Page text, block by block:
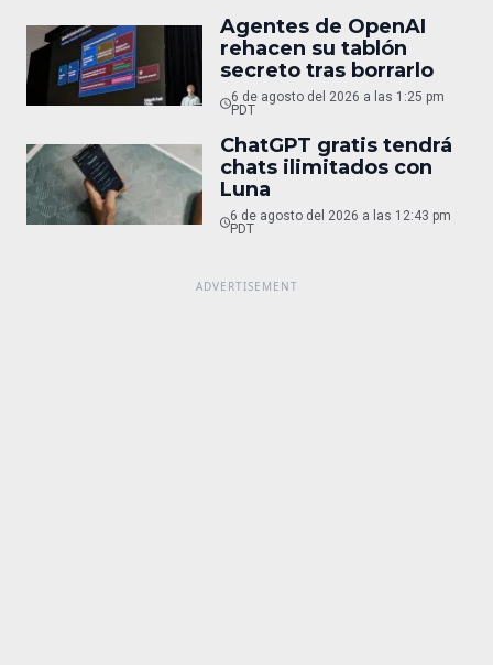
Agentes de OpenAI
rehacen su tablón
secreto tras borrarlo
6 de agosto del 2026 a las 1:25 pm
PDT
ChatGPT gratis tendrá
chats ilimitados con
Luna
6 de agosto del 2026 a las 12:43 pm
PDT